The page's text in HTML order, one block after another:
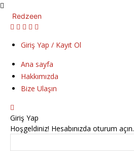
Redzeen
Giriş Yap / Kayıt Ol
Ana sayfa
Hakkımızda
Bize Ulaşın
Giriş Yap
Hoşgeldiniz! Hesabınızda oturum açın.